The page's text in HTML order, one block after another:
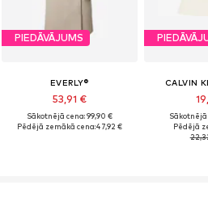
PIEDĀVĀJUMS
EVERLY®
53,91 €
Sākotnējā cena: 99,90 €
Pēdējā zemākā cena:47,92 €
CALVIN
Sākotnējā
Pēdējā